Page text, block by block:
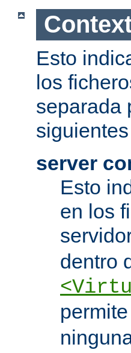
Esto
los
separada
server
Esto
en los
dentro